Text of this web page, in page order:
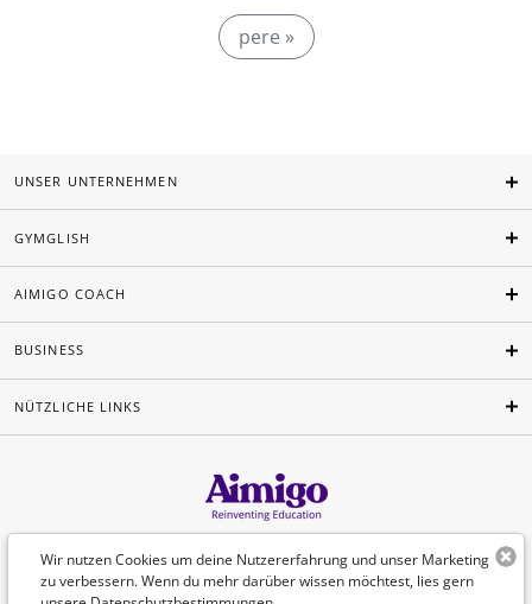
pere »
Wir nutzen Cookies um deine Nutzererfahrung und unser Marketing
zu verbessern. Wenn du mehr darüber wissen möchtest, lies gern
UNSER UNTERNEHMEN
GYMGLISH
AIMIGO COACH
BUSINESS
NÜTZLICHE LINKS
Deutsch